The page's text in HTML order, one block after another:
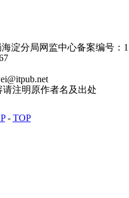
淀分局网监中心备案编号：
注明原作者名及出处
- TOP